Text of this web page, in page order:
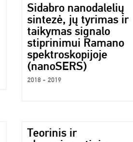
Sidabro nanodalelių
sintezė, jų tyrimas ir
taikymas signalo
stiprinimui Ramano
spektroskopijoje
(nanoSERS)
2018 - 2019
Teorinis ir